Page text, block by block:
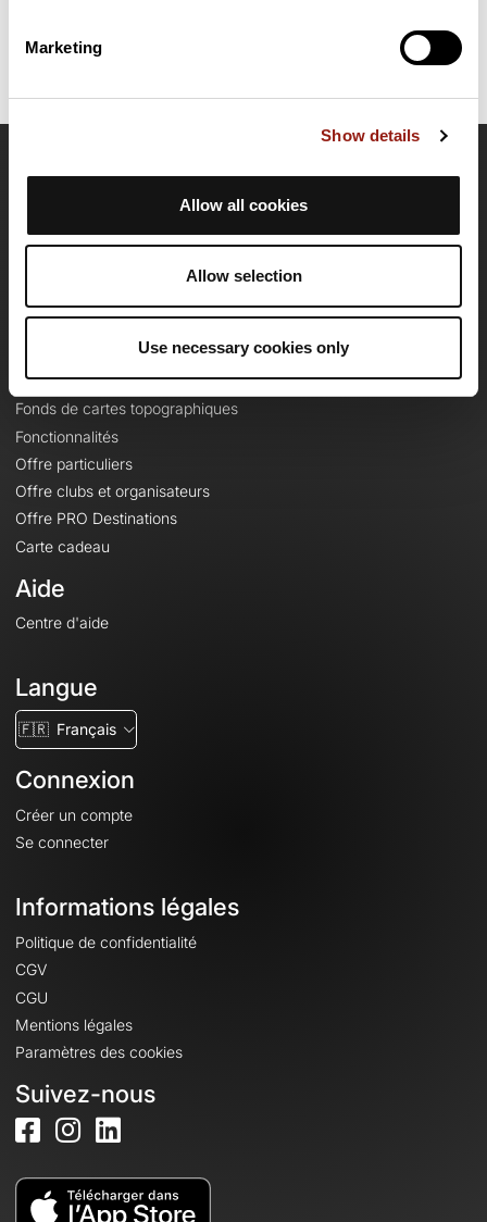
Marketing
Show details
Allow all cookies
Allow selection
Use necessary cookies only
OpenRunner
Carrières
Contact
Offres
Fonds de cartes topographiques
Fonctionnalités
Offre particuliers
Offre clubs et organisateurs
Offre PRO Destinations
Carte cadeau
Aide
Centre d'aide
Langue
🇫🇷 Français
Connexion
Créer un compte
Se connecter
Informations légales
Politique de confidentialité
CGV
CGU
Mentions légales
Paramètres des cookies
Suivez-nous